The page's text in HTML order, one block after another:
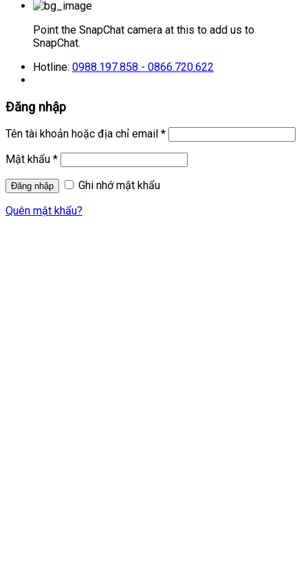
Point the SnapChat camera at this to add us to
SnapChat.
Hotline: 0988.197.858 - 0866.720.622
Đăng nhập
Tên tài khoản hoặc địa chỉ email *
Mật khẩu *
Ghi nhớ mật khẩu
Quên mật khẩu?